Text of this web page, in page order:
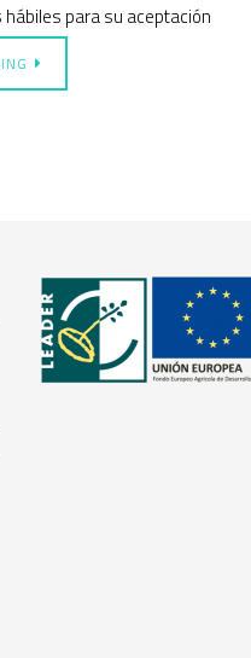
hábiles para su aceptación